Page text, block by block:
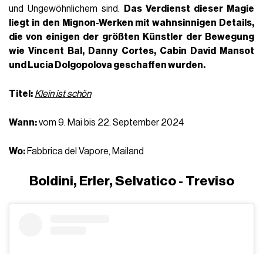
und Ungewöhnlichem sind.
Das Verdienst dieser Magie
liegt in den Mignon-Werken mit wahnsinnigen Details,
die von einigen der größten Künstler der Bewegung
wieVincent Bal , Danny Cortes, Cabin David Mansot
und Lucia Dolgopolova geschaffen wurden.
Titel: Klein ist schön
Wann:vom 9. Mai bis 22. September 2024
Wo: Fabbrica del Vapore, Mailand
Boldini, Erler, Selvatico - Treviso